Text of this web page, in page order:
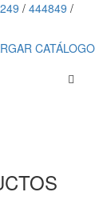
/ 444849 /
CATÁLOGO